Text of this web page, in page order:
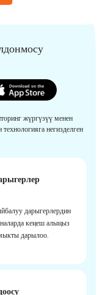
жүргүзүү менен
негизделген
дарыгерлердин
кеңеш алыңыз
дарылоо.